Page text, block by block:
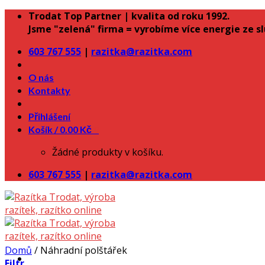
Skip Trodat Top Partner | kvalita od roku 1992.
Jsme "zelená" firma = vyrobíme více energie ze
603 767 555 | razitka@razitka.com
O nás
Kontakty
Přihlášení
Košík /0.00 Kč
Žádné produkty v košíku.
603 767 555 | razitka@razitka.com
Domů / Náhradní polštářek